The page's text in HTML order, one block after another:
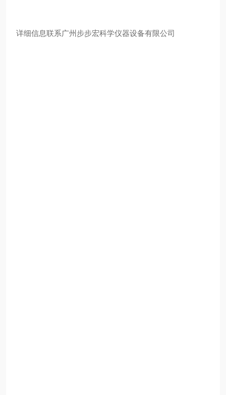
详细信息联系广州步步宏科学仪器设备有限公司